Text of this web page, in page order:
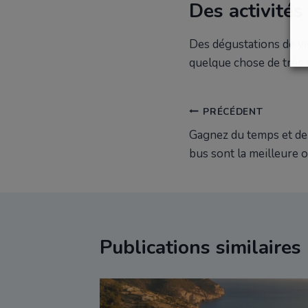
Des
Des dégustations de
quelque chose de très
Navigation
de
PRÉCÉDENT
Gagnez du temps et
bus sont la meilleure
Publications similaires